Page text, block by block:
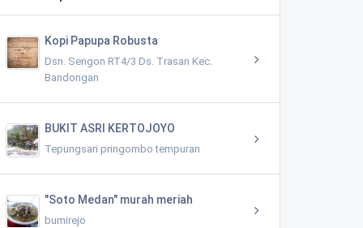
Kopi Papupa Robusta
Dsn. Sengon RT4/3 Ds. Trasan Kec.
Bandongan
BUKIT ASRI KERTOJOYO
Tepungsari pringombo tempuran
"Soto Medan" murah meriah
bumirejo